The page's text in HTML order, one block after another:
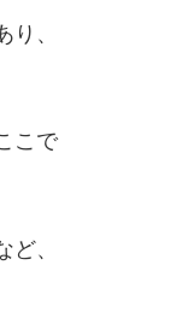
、
こで
、